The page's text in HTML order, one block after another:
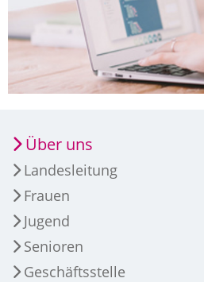
Über uns
Landesleitung
Frauen
Jugend
Senioren
Geschäftsstelle